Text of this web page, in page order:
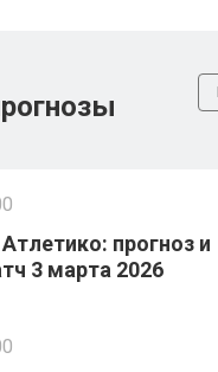
прогноз и
3 марта 2026